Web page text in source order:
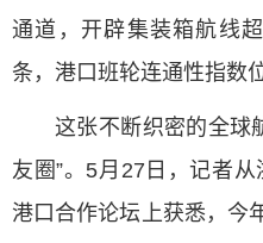
通道，开辟集装箱航线
条，港口班轮连通性指数
这张不断织密的全球
友圈”。5月27日，记者
港口合作论坛上获悉，今